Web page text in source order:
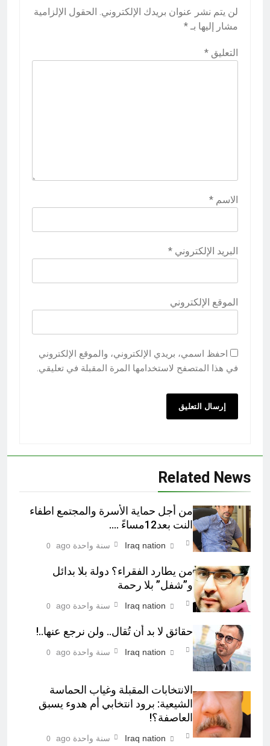
لن يتم نشر عنوان بريدك الإلكتروني. الحقول الإلزامية
مشار إليها بـ *
التعليق *
الاسم *
البريد الإلكتروني *
الموقع الإلكتروني
احفظ اسمي، بريدي الإلكتروني، والموقع الإلكتروني
في هذا المتصفح لاستخدامها المرة المقبلة في تعليقي.
Related News
من أجل حماية الأسرة والمجتمع اطفاء
النت بعد12مساءً ….
Iraq nation سنة واحدة ago 0
من يطارد الفقراء؟ دولة بلا بدائل
و”شفل” بلا رحمة
Iraq nation سنة واحدة ago 0
حقائق لا بد أن تُقال.. ولن نرجع عنها..!
Iraq nation سنة واحدة ago 0
الانتخابات المقبلة وغياب الحماسة
الشيعية: برود انتخابي أم هدوء يسبق
العاصفة؟!
Iraq nation سنة واحدة ago 0